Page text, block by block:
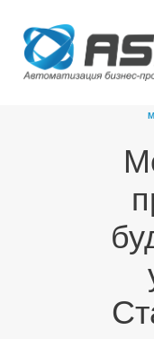
ГЛАВНАЯ
О
КАРЬЕРА